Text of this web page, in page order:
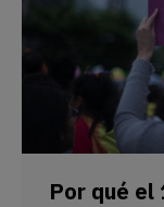
Por qué el